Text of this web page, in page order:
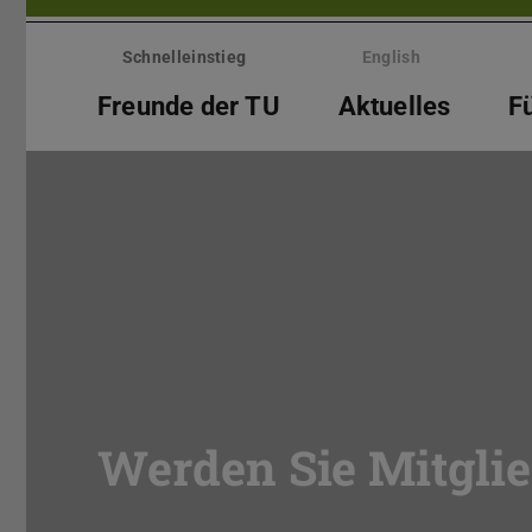
Menü
überspringenSchnelleinstieg English
Freunde der TU Aktuelles
Werden Sie